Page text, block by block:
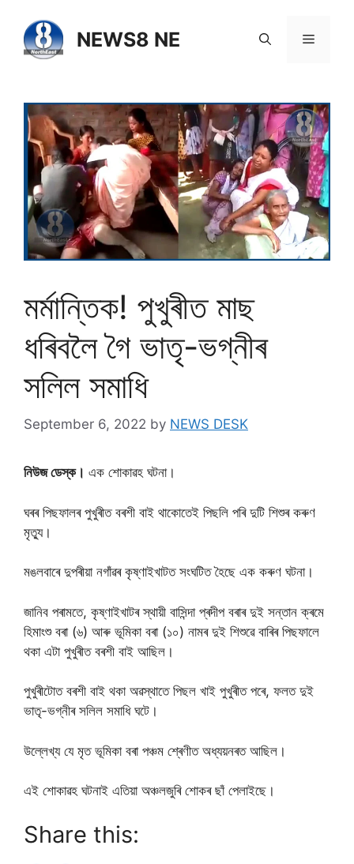
NEWS8 NE
মৰ্মান্তিক! পুখুৰীত মাছ
ধৰিবলৈ গৈ ভাতৃ-ভগ্নীৰ
সলিল সমাধি
September 6, 2022 by NEWS DESK
নিউজ ডেস্ক। এক শােকাৱহ ঘটনা।
ঘৰৰ পিছফালৰ পুখুৰীত বৰশী বাই থাকোতেই পিছলি পৰি দুটি শিশুৰ কৰুণ
মৃত্যু।
মঙলবাৰে দুপৰীয়া নগাঁৱৰ কৃষ্ণাইখাটত সংঘটিত হৈছে এক কৰুণ ঘটনা।
জানিব পৰামতে, কৃষ্ণাইখাটৰ স্থায়ী বাসিন্দা প্ৰদীপ বৰাৰ দুই সন্তান ক্ৰমে
হিমাংশু বৰা (৬) আৰু ভূমিকা বৰা (১০) নামৰ দুই শিশুৱে বাৰিৰ পিছফালে
থকা এটা পুখুৰীত বৰশী বাই আছিল।
পুখুৰীটোত বৰশী বাই থকা অৱস্থাতে পিছল খাই পুখুৰীত পৰে, ফলত দুই
ভাতৃ-ভগ্নীৰ সলিল সমাধি ঘটে।
উল্লেখ্য যে মৃত ভূমিকা বৰা পঞ্চম শ্ৰেণীত অধ্যয়নৰত আছিল।
এই শোকাৱহ ঘটনাই এতিয়া অঞ্চলজুৰি শোকৰ ছাঁ পেলাইছে।
Share this: